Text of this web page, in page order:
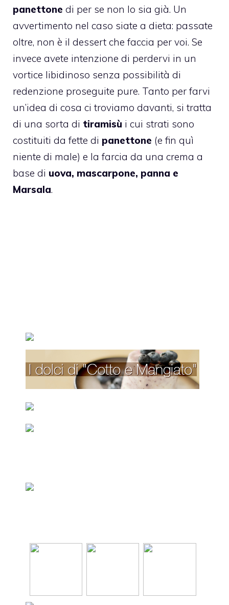
panettone di per se non lo sia già. Un
avvertimento nel caso siate a dieta: passate
oltre, non è il dessert che faccia per voi. Se
invece avete intenzione di perdervi in un
vortice libidinoso senza possibilità di
redenzione proseguite pure. Tanto per farvi
un’idea di cosa ci troviamo davanti, si tratta
di una sorta di tiramisù i cui strati sono
costituiti da fette di panettone (e fin quì
niente di male) e la farcia da una crema a
base di uova, mascarpone, panna e
Marsala.